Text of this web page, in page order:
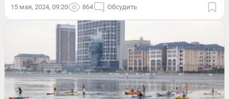
15 мая, 2024, 09:20 864 Обсудить